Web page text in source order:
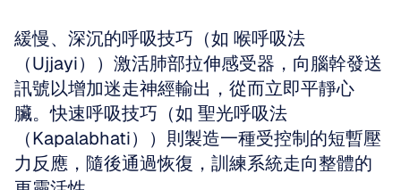
緩慢、深沉的呼吸技巧（如 喉呼吸法
（Ujjayi））激活肺部拉伸感受器，向腦幹發送
訊號以增加迷走神經輸出，從而立即平靜心
臟。快速呼吸技巧（如 聖光呼吸法
（Kapalabhati））則製造一種受控制的短暫壓
力反應，隨後通過恢復，訓練系統走向整體的